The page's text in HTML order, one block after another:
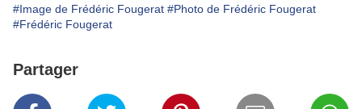
#Image de Frédéric Fougerat #Photo de Frédéric Fougerat
#Frédéric Fougerat
Partager